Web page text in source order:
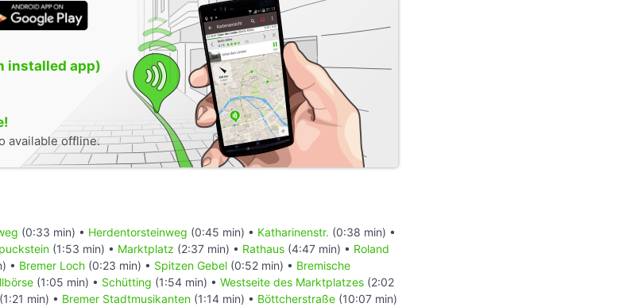
installed app)
available offline.
(0:33 min) • Herdentorsteinweg (0:45 min) • Katharinenstr. (0:38 min) •
(1:53 min) • Marktplatz (2:37 min) • Rathaus (4:47 min) • Roland
• Bremer Loch (0:23 min) • Spitzen Gebel (0:52 min) • Bremische
(1:05 min) • Schütting (1:54 min) • Westseite des Marktplatzes (2:02
(1:21 min) • Bremer Stadtmusikanten (1:14 min) • Böttcherstraße (10:07 min)